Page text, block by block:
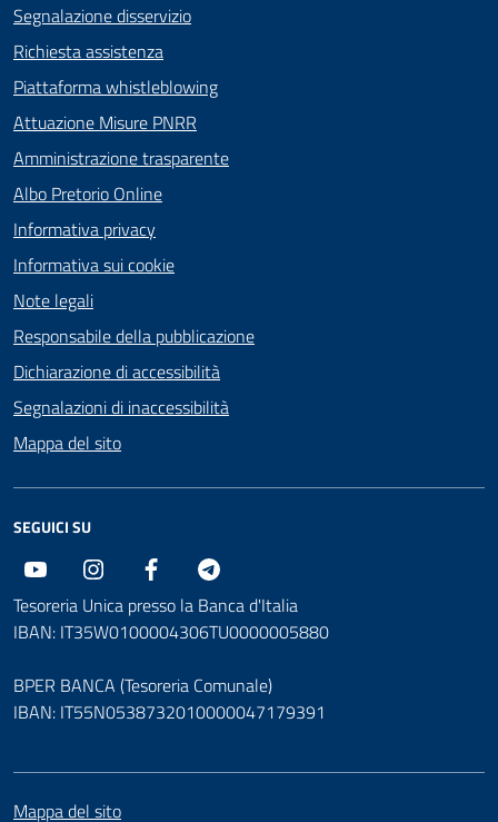
Segnalazione disservizio
Richiesta assistenza
Piattaforma whistleblowing
Attuazione Misure PNRR
Amministrazione trasparente
Albo Pretorio Online
Informativa privacy
Informativa sui cookie
Note legali
Responsabile della pubblicazione
Dichiarazione di accessibilità
Segnalazioni di inaccessibilità
Mappa del sito
SEGUICI SU
Youtube Instagram Facebook
Tesoreria Unica presso la Banca d'Italia
IBAN: IT35W0100004306TU0000005880
BPER BANCA (Tesoreria Comunale)
IBAN: IT55N0538732010000047179391
Mappa del sito